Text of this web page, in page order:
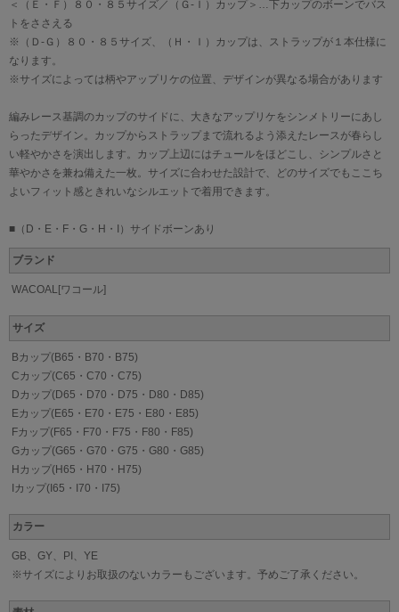
＜（Ｅ・Ｆ）８０・８５サイズ／（Ｇ-Ｉ）カップ＞…下カップのボーンでバス
トをささえる
※（Ｄ-Ｇ）８０・８５サイズ、（Ｈ・Ｉ）カップは、ストラップが１本仕様に
なります。
※サイズによっては柄やアップリケの位置、デザインが異なる場合があります
編みレース基調のカップのサイドに、大きなアップリケをシンメトリーにあし
らったデザイン。カップからストラップまで流れるよう添えたレースが春らし
い軽やかさを演出します。カップ上辺にはチュールをほどこし、シンプルさと
華やかさを兼ね備えた一枚。サイズに合わせた設計で、どのサイズでもここち
よいフィット感ときれいなシルエットで着用できます。
■（D・E・F・G・H・I）サイドボーンあり
ブランド
WACOAL[ワコール]
サイズ
Bカップ(B65・B70・B75)
Cカップ(C65・C70・C75)
Dカップ(D65・D70・D75・D80・D85)
Eカップ(E65・E70・E75・E80・E85)
Fカップ(F65・F70・F75・F80・F85)
Gカップ(G65・G70・G75・G80・G85)
Hカップ(H65・H70・H75)
Iカップ(I65・I70・I75)
カラー
GB、GY、PI、YE
※サイズによりお取扱のないカラーもございます。予めご了承ください。